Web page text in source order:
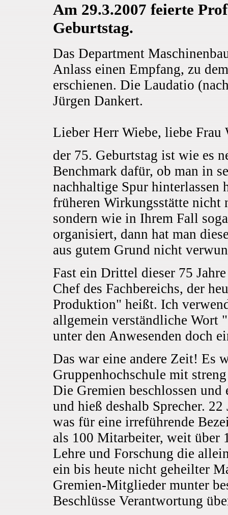
Am 29.3.2007 feierte
Geburtstag.
Das Department
Anlass einen Empfang, zu
erschienen. Die Laudatio
Jürgen Dankert.
Lieber Herr Wiebe, liebe Frau
der 75. Geburtstag ist wie es
Benchmark dafür, ob man in
nachhaltige Spur hinterlassen
früheren Wirkungsstätte nicht
sondern wie in Ihrem Fall
organisiert, dann hat man
aus gutem Grund nicht
Fast ein Drittel dieser 75
Chef des Fachbereichs, der
Produktion" heißt. Ich
allgemein verständliche Wort
unter den Anwesenden doch
Das war eine andere Zeit! Es
Gruppenhochschule mit
Die Gremien beschlossen
und hieß deshalb Sprecher.
was für eine irreführende
als 100 Mitarbeiter, weit über
Lehre und Forschung die
ein bis heute nicht geheilter
Gremien-Mitglieder munter
Beschlüsse Verantwortung